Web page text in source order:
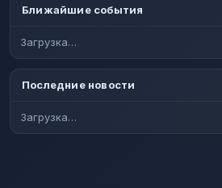
Ближайшие события
Загрузка…
Последние новости
Загрузка…